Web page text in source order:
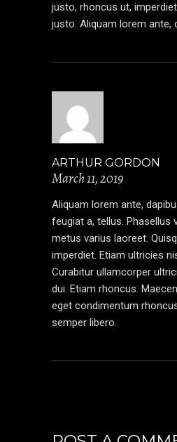
justo, rhoncus ut,
justo. Aliquam lorem ante,
ARTHUR GORDON
March 11, 2019
Aliquam lorem ante,
feugiat a, tellus. Phasellus
metus varius laoreet.
imperdiet. Etiam ultricies
Curabitur ullamcorper
dui. Etiam rhoncus.
eget condimentum
semper libero.